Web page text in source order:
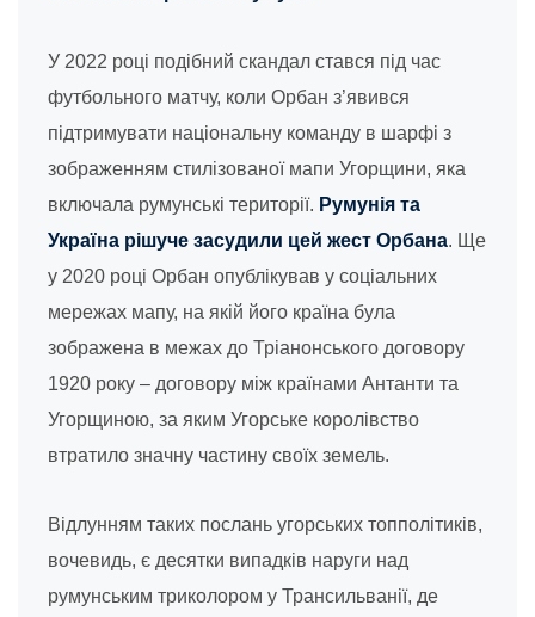
У 2022 році подібний скандал стався під час
футбольного матчу, коли Орбан з’явився
підтримувати національну команду в шарфі з
зображенням стилізованої мапи Угорщини, яка
включала румунські території. Румунія та
Україна рішуче засудили цей жест Орбана. Ще
у 2020 році Орбан опублікував у соціальних
мережах мапу, на якій його країна була
зображена в межах до Тріанонського договору
1920 року – договору між країнами Антанти та
Угорщиною, за яким Угорське королівство
втратило значну частину своїх земель.
Відлунням таких послань угорських топполітиків,
вочевидь, є десятки випадків наруги над
румунським триколором у Трансильванії, де